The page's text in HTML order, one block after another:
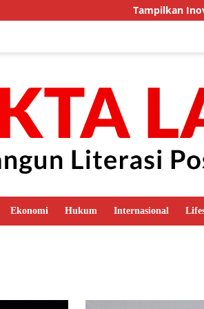
Tampilkan Inovasi
Ekonomi Hukum Internasional